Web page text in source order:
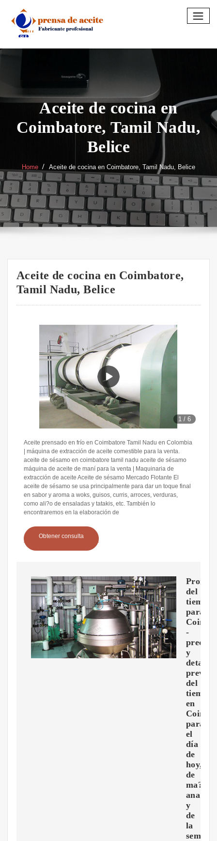
content
Aceite de cocina en
Coimbatore, Tamil Nadu,
Belice
Home Aceite de cocina en Coimbatore, Tamil Nadu, Belice
Aceite de cocina en Coimbatore,
Tamil Nadu, Belice
1 /6
Aceite prensado en frío en Coimbatore Tamil Nadu en Colombia
| máquina de extracción de aceite comestible para la venta.
aceite de sésamo en coimbatore tamil nadu aceite de sésamo
máquina de aceite de maní para la venta | Maquinaria de
extracción de aceite Aceite de sésamo Mercado Flotante El
aceite de sésamo se usa principalmente para dar un toque final
en sabor y aroma a woks, guisos, curris, arroces, verduras,
como ali?o de ensaladas y tatakis, etc. También lo
encontraremos en la elaboración de
Obtener consulta
del
tiempo
para
-
precisa
y
del
tiempo
en
para
el
día
de
hoy,
de
ma?
ana
y
de
la
semana